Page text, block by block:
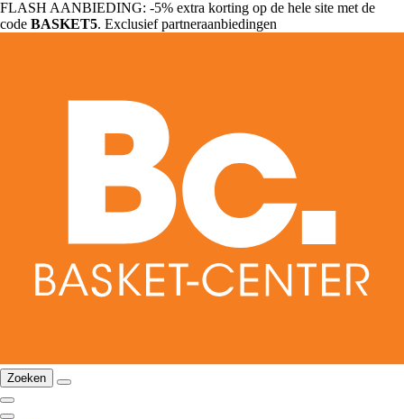
FLASH AANBIEDING: -5% extra korting op de hele site met de
code BASKET5. Exclusief partneraanbiedingen
Zoeken